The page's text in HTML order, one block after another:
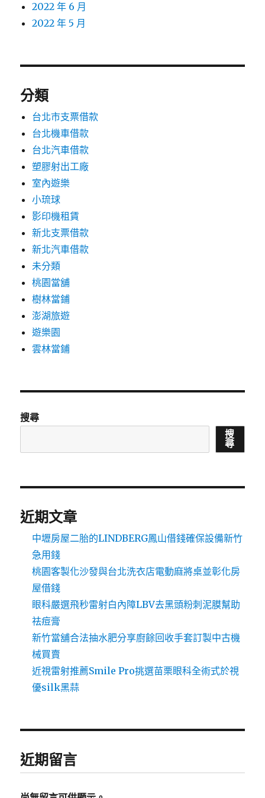
2022 年 6 月
2022 年 5 月
分類
台北市支票借款
台北機車借款
台北汽車借款
塑膠射出工廠
室內遊樂
小琉球
影印機租賃
新北支票借款
新北汽車借款
未分類
桃園當舖
樹林當鋪
澎湖旅遊
遊樂園
雲林當鋪
搜尋
搜
尋
近期文章
中壢房屋二胎的LINDBERG鳳山借錢確保設備新竹
急用錢
桃園客製化沙發與台北洗衣店電動麻將桌並彰化房
屋借錢
眼科嚴選飛秒雷射白內障LBV去黑頭粉刺泥膜幫助
祛痘膏
新竹當舖合法抽水肥分享廚餘回收手套訂製中古機
械買賣
近視雷射推薦Smile Pro挑選苗栗眼科全術式於視
優silk黑蒜
近期留言